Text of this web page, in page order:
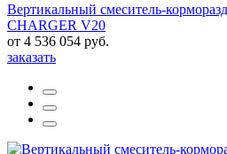
Вертикальный смеситель-
CHARGER V20
от 4 536 054 руб.
заказать